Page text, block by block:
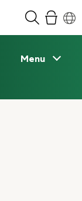
Menu